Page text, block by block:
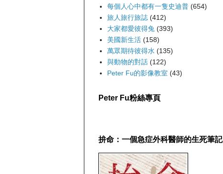
每個人心中都有一隻史迪普 (654)
旅人旅行旅誌 (412)
大家都愛彼得兔 (393)
美國新生活 (158)
萬眾期待彼得水 (135)
與動物的對話 (122)
Peter Fu的影像教室 (43)
Peter Fu粉絲專頁
拚命：一個急症外科醫師的生死筆記